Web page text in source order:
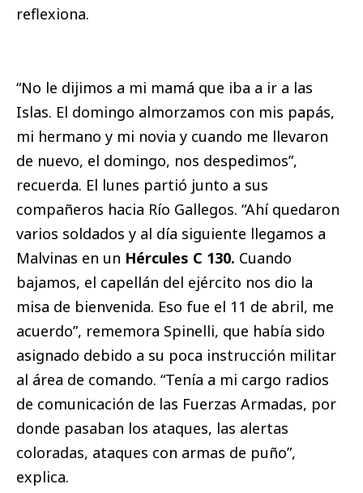
reflexiona.
“No le dijimos a mi mamá que iba a ir a las
Islas. El domingo almorzamos con mis papás,
mi hermano y mi novia y cuando me llevaron
de nuevo, el domingo, nos despedimos”,
recuerda. El lunes partió junto a sus
compañeros hacia Río Gallegos. “Ahí quedaron
varios soldados y al día siguiente llegamos a
Malvinas en un Hércules C 130. Cuando
bajamos, el capellán del ejército nos dio la
misa de bienvenida. Eso fue el 11 de abril, me
acuerdo”, rememora Spinelli, que había sido
asignado debido a su poca instrucción militar
al área de comando. “Tenía a mi cargo radios
de comunicación de las Fuerzas Armadas, por
donde pasaban los ataques, las alertas
coloradas, ataques con armas de puño”,
explica.